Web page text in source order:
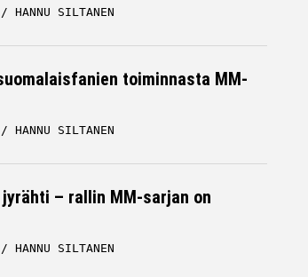
HANNU SILTANEN
toiminnasta MM-
HANNU SILTANEN
– rallin MM-sarjan on
HANNU SILTANEN